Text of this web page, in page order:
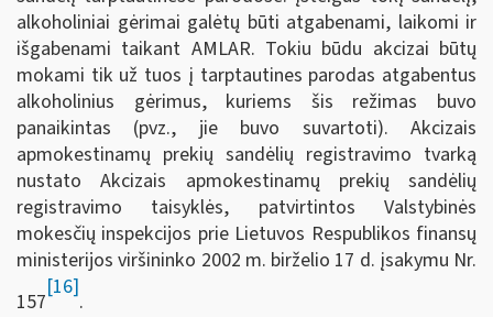
alkoholiniai gėrimai galėtų būti atgabenami, laikomi ir
išgabenami taikant AMLAR. Tokiu būdu akcizai būtų
mokami tik už tuos į tarptautines parodas atgabentus
alkoholinius gėrimus, kuriems šis režimas buvo
panaikintas (pvz., jie buvo suvartoti). Akcizais
apmokestinamų prekių sandėlių registravimo tvarką
nustato Akcizais apmokestinamų prekių sandėlių
registravimo taisyklės, patvirtintos Valstybinės
mokesčių inspekcijos prie Lietuvos Respublikos finansų
ministerijos viršininko 2002 m. birželio 17 d. įsakymu Nr.
157
[16]
.